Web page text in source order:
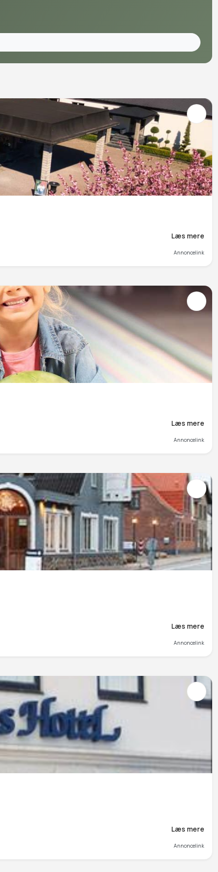
Læs mere
Annoncelink
Læs mere
Annoncelink
Læs mere
Annoncelink
Læs mere
Annoncelink